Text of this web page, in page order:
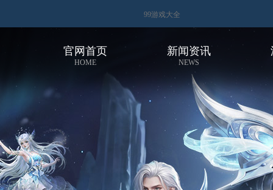
99游戏大全
官网首页
HOME
新闻资讯
NEWS